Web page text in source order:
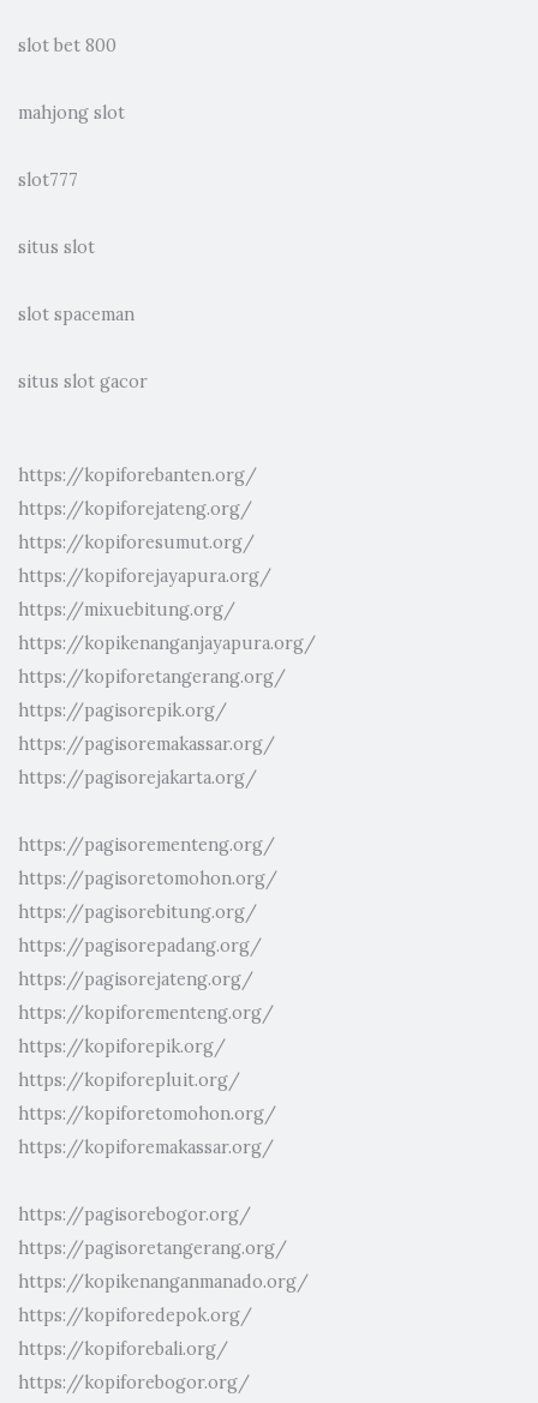
slot bet 800
mahjong slot
slot777
situs slot
slot spaceman
situs slot gacor
https://kopiforebanten.org/
https://kopiforejateng.org/
https://kopiforesumut.org/
https://kopiforejayapura.org/
https://mixuebitung.org/
https://kopikenanganjayapura.org/
https://kopiforetangerang.org/
https://pagisorepik.org/
https://pagisoremakassar.org/
https://pagisorejakarta.org/
https://pagisorementeng.org/
https://pagisoretomohon.org/
https://pagisorebitung.org/
https://pagisorepadang.org/
https://pagisorejateng.org/
https://kopiforementeng.org/
https://kopiforepik.org/
https://kopiforepluit.org/
https://kopiforetomohon.org/
https://kopiforemakassar.org/
https://pagisorebogor.org/
https://pagisoretangerang.org/
https://kopikenanganmanado.org/
https://kopiforedepok.org/
https://kopiforebali.org/
https://kopiforebogor.org/